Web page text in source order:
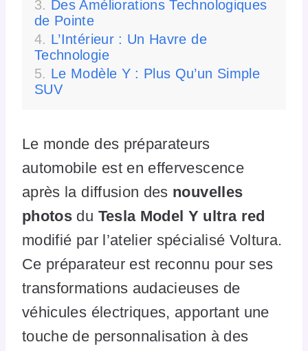
Des Améliorations Technologiques
de Pointe
L’Intérieur : Un Havre de
Technologie
Le Modèle Y : Plus Qu’un Simple
SUV
Le monde des préparateurs
automobile est en effervescence
après la diffusion des nouvelles
photos du Tesla Model Y ultra red
modifié par l’atelier spécialisé Voltura.
Ce préparateur est reconnu pour ses
transformations audacieuses de
véhicules électriques, apportant une
touche de personnalisation à des